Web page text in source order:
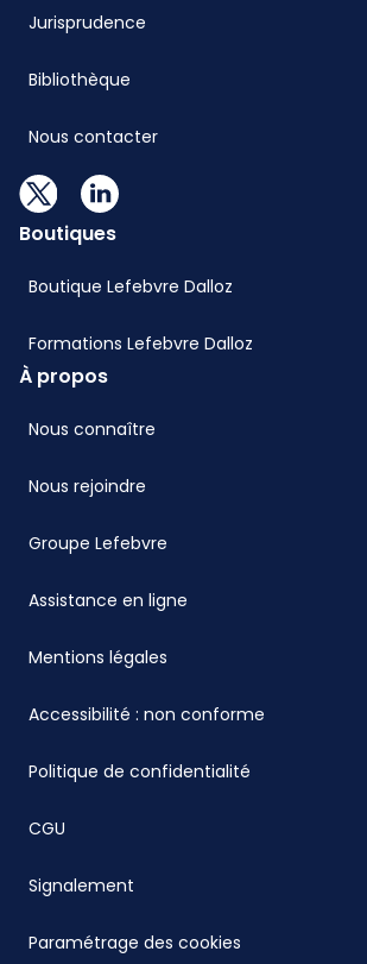
Jurisprudence
Bibliothèque
Nous contacter
Boutiques
Boutique Lefebvre Dalloz
Formations Lefebvre Dalloz
À propos
Nous connaître
Nous rejoindre
Groupe Lefebvre
Assistance en ligne
Mentions légales
Accessibilité : non conforme
Politique de confidentialité
CGU
Signalement
Paramétrage des cookies